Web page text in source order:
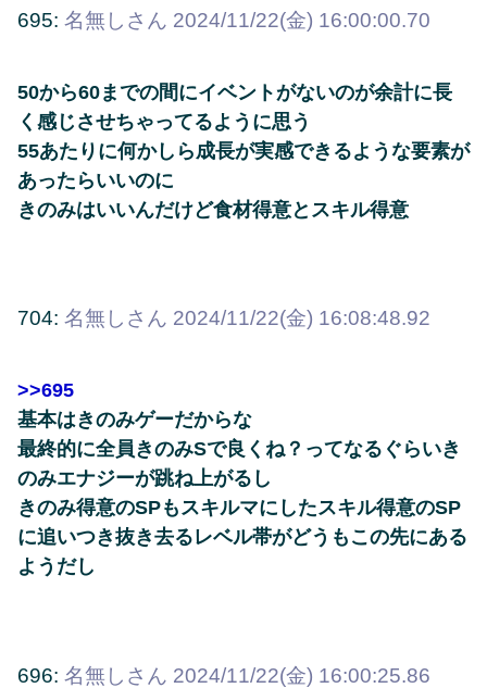
695: 名無しさん 2024/11/22(金) 16:00:00.70
50から60までの間にイベントがないのが余計に長
く感じさせちゃってるように思う
55あたりに何かしら成長が実感できるような要素が
あったらいいのに
きのみはいいんだけど食材得意とスキル得意
704: 名無しさん 2024/11/22(金) 16:08:48.92
>>695
基本はきのみゲーだからな
最終的に全員きのみSで良くね？ってなるぐらいき
のみエナジーが跳ね上がるし
きのみ得意のSPもスキルマにしたスキル得意のSP
に追いつき抜き去るレベル帯がどうもこの先にある
ようだし
696: 名無しさん 2024/11/22(金) 16:00:25.86